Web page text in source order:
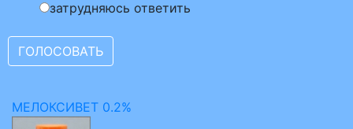
затрудняюсь ответить
МЕЛОКСИВЕТ 0.2%